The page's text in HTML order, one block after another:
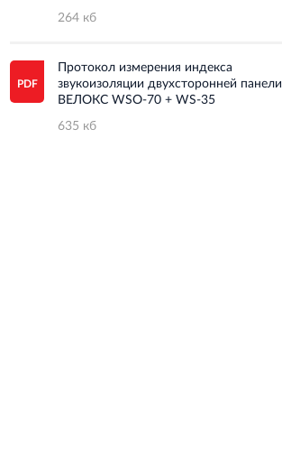
264 кб
Протокол измерения индекса
звукоизоляции двухсторонней панели
ВЕЛОКС WSO-70 + WS-35
635 кб